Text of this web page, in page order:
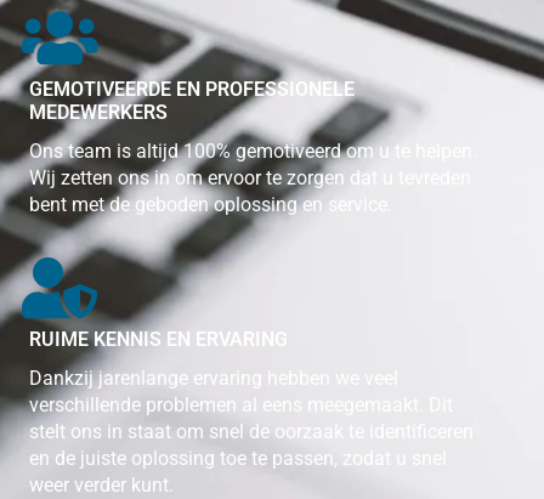
GEMOTIVEERDE EN PROFESSIONELE
MEDEWERKERS
Ons team is altijd 100% gemotiveerd om u te helpen.
Wij zetten ons in om ervoor te zorgen dat u tevreden
bent met de geboden oplossing en service.
RUIME KENNIS EN ERVARING
Dankzij jarenlange ervaring hebben we veel
verschillende problemen al eens meegemaakt. Dit
stelt ons in staat om snel de oorzaak te identificeren
en de juiste oplossing toe te passen, zodat u snel
weer verder kunt.